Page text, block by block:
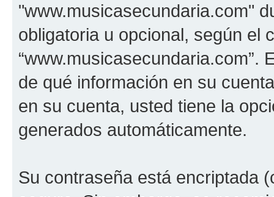
"www.musicasecundaria.com"
obligatoria u opcional, según el
“www.musicasecundaria.com”.
de qué información en su
en su cuenta, usted tiene la
generados automáticamente.
Su contraseña está encriptada